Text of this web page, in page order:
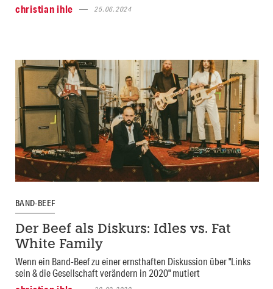
christian ihle
25.06.2024
BAND-BEEF
Der Beef als Diskurs: Idles vs. Fat
White Family
Wenn ein Band-Beef zu einer ernsthaften Diskussion über "Links
sein & die Gesellschaft verändern in 2020" mutiert